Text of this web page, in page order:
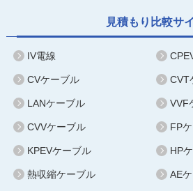
見積もり比較サ
IV電線
CVケーブル CVT
LANケーブル VVF
CVVケーブル FP
KPEVケーブル HP
熱収縮ケーブル AE